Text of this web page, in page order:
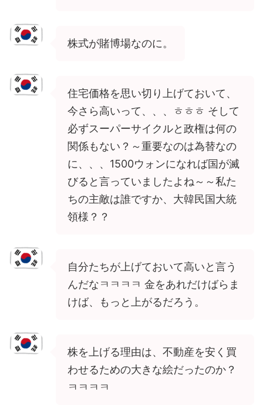
株式が賭博場なのに。
住宅価格を思い切り上げておいて、
今さら高いって、、、ㅎㅎㅎ そして
必ずスーパーサイクルと政権は何の
関係もない？～重要なのは為替なの
に、、、1500ウォンになれば国が滅
びると言っていましたよね～～私た
ちの主敵は誰ですか、大韓民国大統
領様？？
自分たちが上げておいて高いと言う
んだなㅋㅋㅋㅋ 金をあれだけばらま
けば、もっと上がるだろう。
株を上げる理由は、不動産を安く買
わせるための大きな絵だったのか？
ㅋㅋㅋㅋ